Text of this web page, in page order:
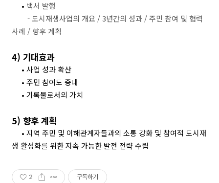
• 백서 발행
-도시재생사업의 개요 / 3년간의 성과 /주민 참여 및 협력
사례 / 향후 계획
4) 기대효과
• 사업 성과 확산
• 주민 참여도 증대
• 기록물로서의 가치
5) 향후 계획
• 지역 주민 및 이해관계자들과의 소통 강화 및 참여적 도시재
생 활성화를 위한 지속 가능한 발전 전략 수립
2 구독하기